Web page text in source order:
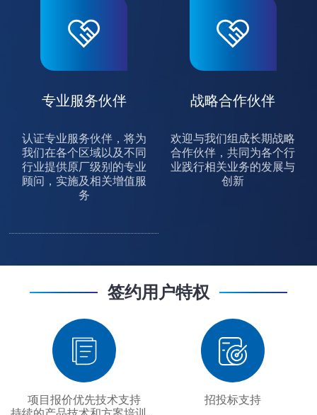
专业服务伙伴
认证专业服务伙伴，将为
我们在各个区域以及不同
行业提供原厂级别的专业
顾问，实施及相关增值服
务
战略合作伙伴
欢迎与我们组成长期战略
合作伙伴，共同为各个行
业践行相关业务的发展与
创新
签约用户特权
项目报价优先技术支持
招投标支持